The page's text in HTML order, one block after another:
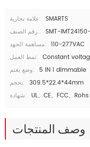
علامة تجارية: SMARTS
رقم الصنف.: SMT-
مساهمة الجهد: 110-277VAC
نمط العمل: Constant
وضع يعتم:
5 IN 1 dimmable
بحجم: 309.5*22.4*44mm
شهادة:
UL、CE、FCC、Rohs
وصف المنتجات